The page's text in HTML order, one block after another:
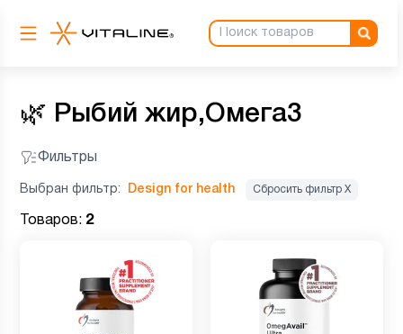
🌿 Рыбий жир,Омега3
Фильтры
Выбран фильтр: Design for health Сбросить фильтр Х
Товаров: 2